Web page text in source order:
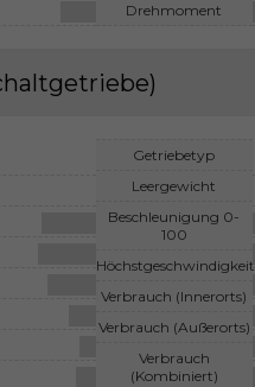
Drehmoment
Getriebetyp
Leergewicht
Beschleunigung 0-
100
Höchstgeschwindigkeit
Verbrauch (Innerorts)
Verbrauch (Außerorts)
Verbrauch
(Kombiniert)